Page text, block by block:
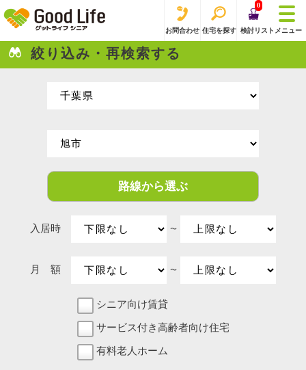
お問合わせ 住宅を探す
0
検討リスト メニュー
絞り込み・再検索する
路線から選ぶ
入居時 〜
月 額 〜
シニア向け賃貸
サービス付き高齢者向け住宅
有料老人ホーム